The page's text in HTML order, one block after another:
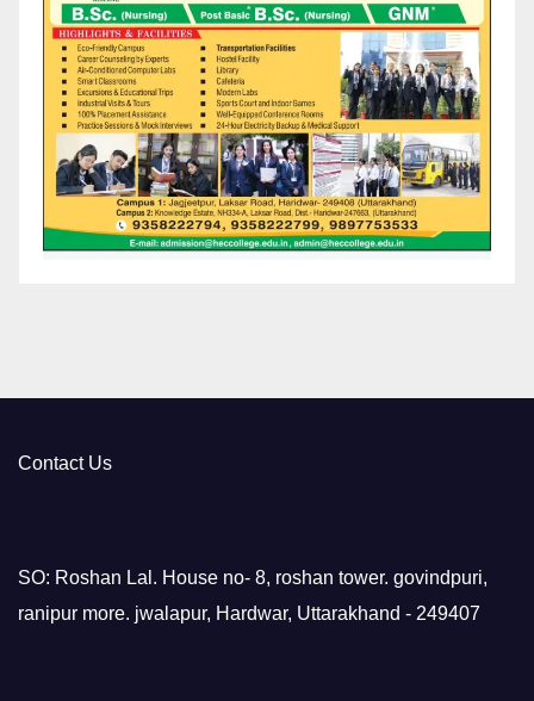
Contact Us
SO: Roshan Lal. House no- 8, roshan tower. govindpuri,
ranipur more. jwalapur, Hardwar, Uttarakhand - 249407